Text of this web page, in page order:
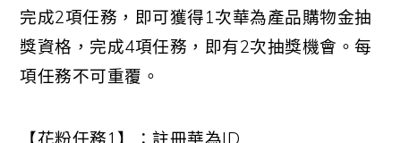
完成2項任務，即可獲得1次華為產品購物金抽
獎資格，完成4項任務，即有2次抽獎機會。每
項任務不可重覆。